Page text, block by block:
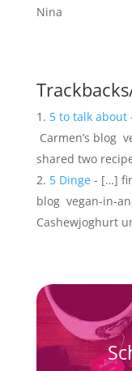
Nina
5 to talk about
Carmen’s blog
shared two
5 Dinge- […]
blog vegan-in-
Cashewjoghurt